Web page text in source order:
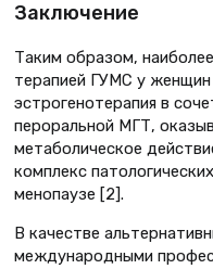
Заключение
Таким образом,
терапией ГУМС у женщин
эстрогенотерапия в
пероральной МГТ,
метаболическое
комплекс
менопаузе [2].
В качестве
международными